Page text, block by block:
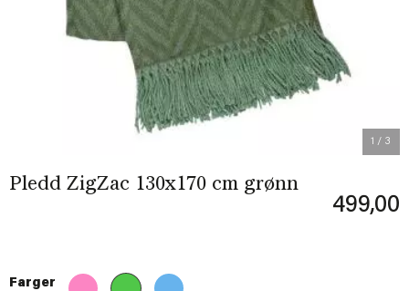
1 / 3
Pledd ZigZac 130x170 cm grønn
499,00
Farger